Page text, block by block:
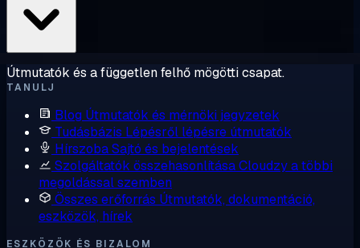
Útmutatók és a független felhő mögötti csapat.
TANULJ
Blog Útmutatók és mérnöki jegyzetek
Tudásbázis Lépésről lépésre útmutatók
HírszobaSajtó és bejelentések
Szolgáltatók összehasonlításaCloudzy a többi
megoldással szemben
Összes erőforrás Útmutatók, dokumentáció,
eszközök, hírek
ESZKÖZÖK ÉS BIZALOM